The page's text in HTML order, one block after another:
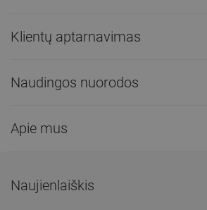
Klientų aptarnavimas
Naudingos nuorodos
Apie mus
Naujienlaiškis